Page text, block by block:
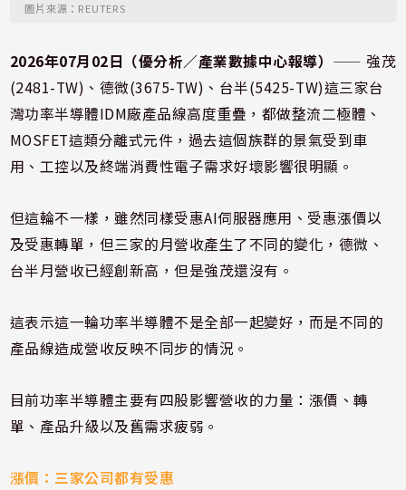
圖片來源：REUTERS
2026年07月02日（優分析／產業數據中心報導） ⸺ 強茂
(2481-TW)、德微(3675-TW)、台半(5425-TW)這三家台
灣功率半導體IDM廠產品線高度重疊，都做整流二極體、
MOSFET這類分離式元件，過去這個族群的景氣受到車
用、工控以及終端消費性電子需求好壞影響很明顯。
但這輪不一樣，雖然同樣受惠AI伺服器應用、受惠漲價以
及受惠轉單，但三家的月營收產生了不同的變化，德微、
台半月營收已經創新高，但是強茂還沒有。
這表示這一輪功率半導體不是全部一起變好，而是不同的
產品線造成營收反映不同步的情況。
目前功率半導體主要有四股影響營收的力量：漲價、轉
單、產品升級以及舊需求疲弱。
漲價：三家公司都有受惠